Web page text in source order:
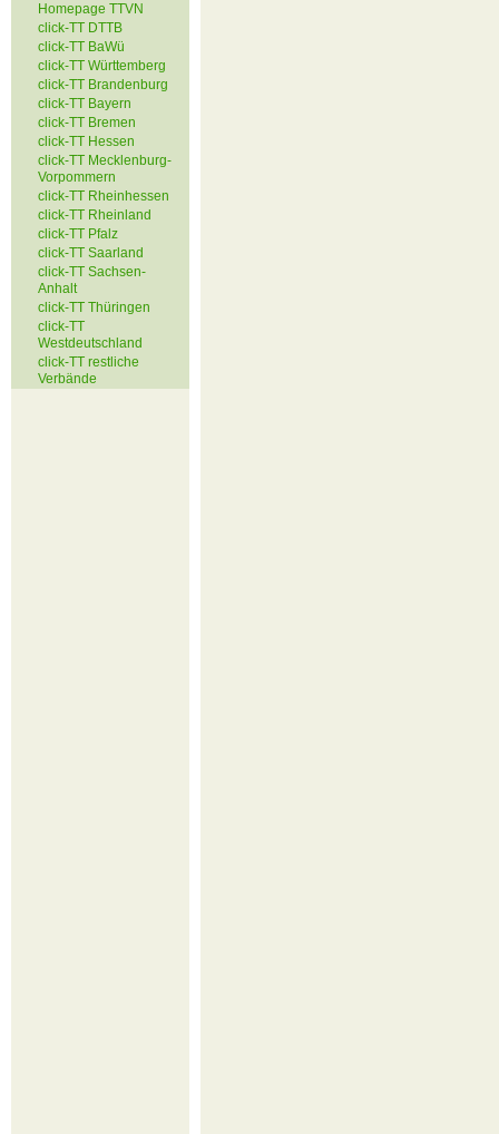
Homepage TTVN
click-TT DTTB
click-TT BaWü
click-TT Württemberg
click-TT Brandenburg
click-TT Bayern
click-TT Bremen
click-TT Hessen
click-TT Mecklenburg-
Vorpommern
click-TT Rheinhessen
click-TT Rheinland
click-TT Pfalz
click-TT Saarland
click-TT Sachsen-
Anhalt
click-TT Thüringen
click-TT
Westdeutschland
click-TT restliche
Verbände